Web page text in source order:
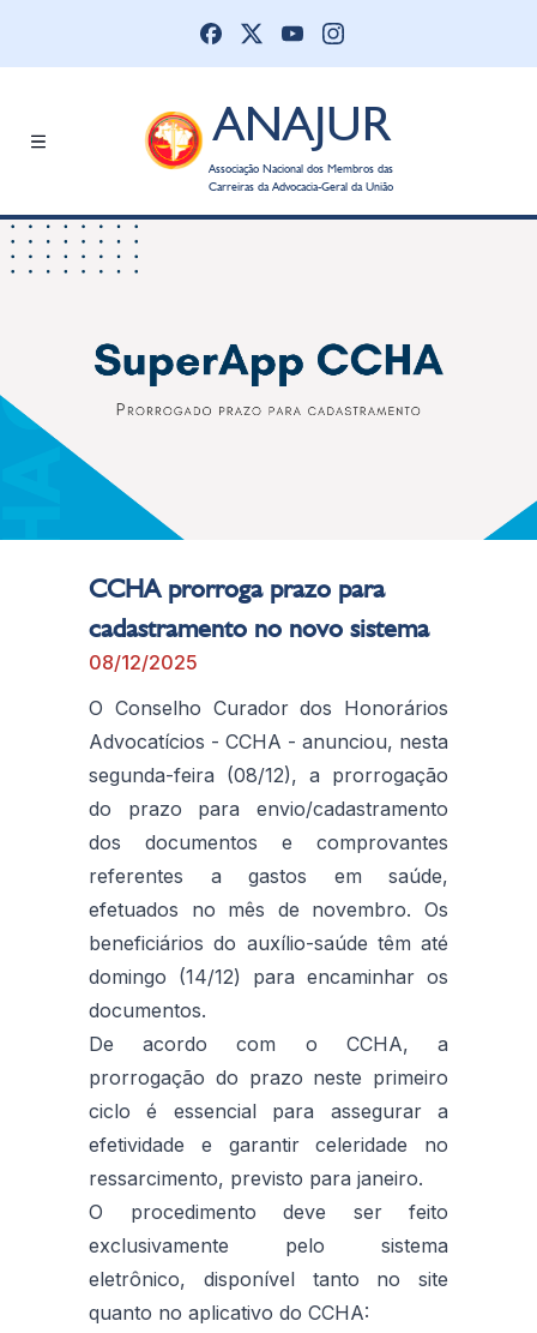
ANAJUR
Associação Nacional dos Membros das
Carreiras da Advocacia-Geral da União
CCHA prorroga prazo para
cadastramento no novo sistema
08/12/2025
O Conselho Curador dos Honorários
Advocatícios - CCHA - anunciou, nesta
segunda-feira (08/12), a prorrogação
do prazo para envio/cadastramento
dos documentos e comprovantes
referentes a gastos em saúde,
efetuados no mês de novembro. Os
beneficiários do auxílio-saúde têm até
domingo (14/12) para encaminhar os
documentos.
De acordo com o CCHA, a
prorrogação do prazo neste primeiro
ciclo é essencial para assegurar a
efetividade e garantir celeridade no
ressarcimento, previsto para janeiro.
O procedimento deve ser feito
exclusivamente pelo sistema
eletrônico, disponível tanto no site
quanto no aplicativo do CCHA: